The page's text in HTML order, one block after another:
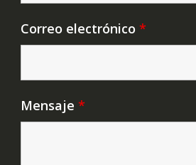
Correo electrónico *
Mensaje *